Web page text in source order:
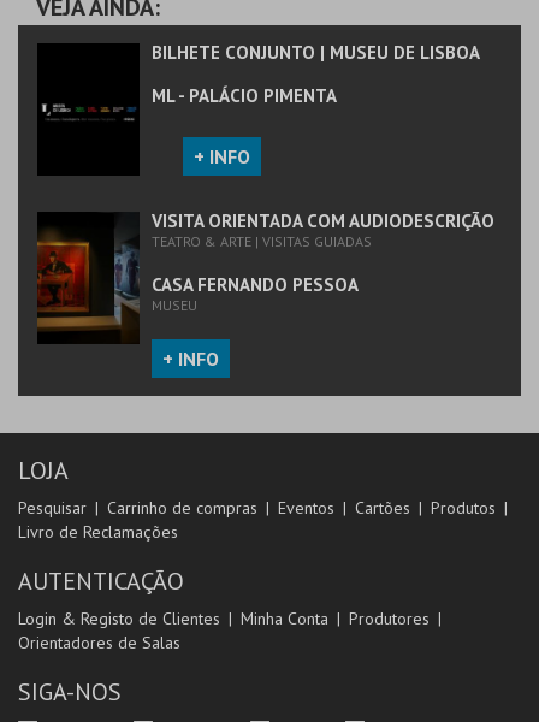
VEJA AINDA:
BILHETE CONJUNTO | MUSEU DE LISBOA
ML - PALÁCIO PIMENTA
+ INFO
VISITA ORIENTADA COM AUDIODESCRIÇÃO
TEATRO & ARTE | VISITAS GUIADAS
CASA FERNANDO PESSOA
MUSEU
+ INFO
LOJA
Pesquisar Carrinho de compras Eventos Cartões
Produtos
Livro de Reclamações
AUTENTICAÇÃO
Login & Registo de Clientes Minha Conta
Produtores
Orientadores de Salas
SIGA-NOS